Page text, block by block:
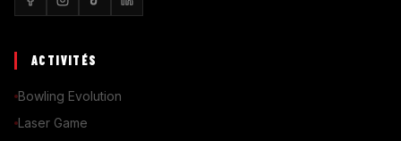
ACTIVITÉS
Bowling Evolution
Laser Game